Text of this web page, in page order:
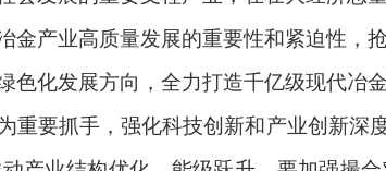
金产业高质量发展的重要性和紧迫性，
化发展方向，全力打造千亿级现代冶
抓手，强化科技创新和产业创新深